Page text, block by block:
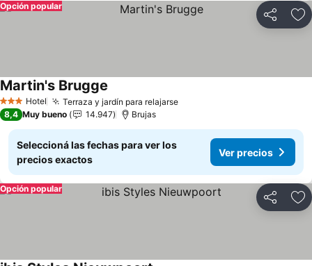
Compartir
Opción popular
3 Estrellas
Hotel Terraza y jardín para relajarseVer precios
Martin's Brugge
8,4 Muy bueno 14.947 Brujas
Seleccioná las fechas para ver los
precios exactos
Ver precios
Compartir
Opción popular